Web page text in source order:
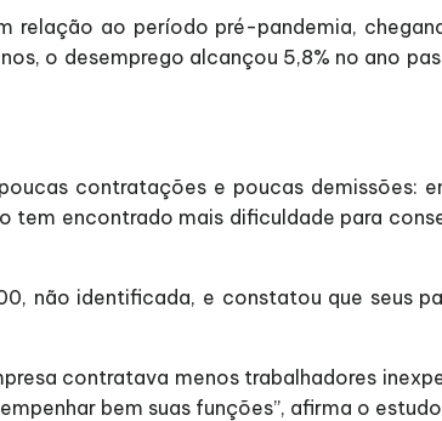
relação ao período pré-pandemia,
o desemprego alcançou 5,8% no ano
contratações e poucas demissões:
tem encontrado mais dificuldade para
não identificada, e constatou que seus
contratava menos trabalhadores
bem suas funções”, afirma o